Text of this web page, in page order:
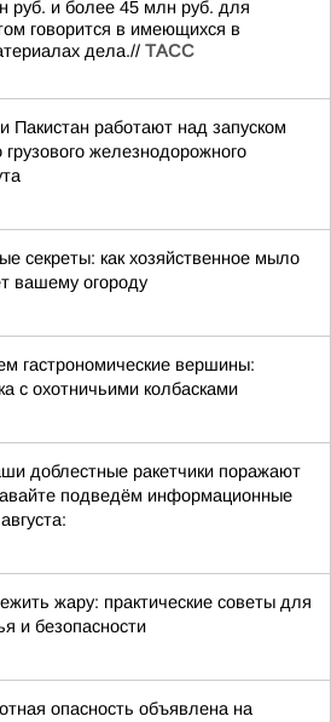
руб. и более 45 млн руб. для
говорится в имеющихся в
дела.// ТАСС
Пакистан работают над запуском
грузового железнодорожного
секреты: как хозяйственное мыло
вашему огороду
гастрономические вершины:
с охотничьими колбасками
доблестные ракетчики поражают
подведём информационные
жару: практические советы для
и безопасности
опасность объявлена на